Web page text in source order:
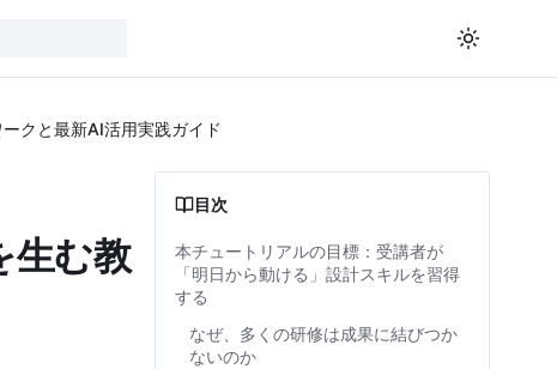
クと最新AI活用実践ガイド
生む教
目次
本チュートリアルの目標：受講者が
「明日から動ける」設計スキルを習得
する
なぜ、多くの研修は成果に結びつか
ないのか